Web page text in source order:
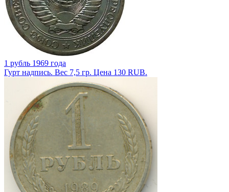
1 рубль 1969 года
Гурт надпись. Вес 7,5 гр. Цена 130 RUB.